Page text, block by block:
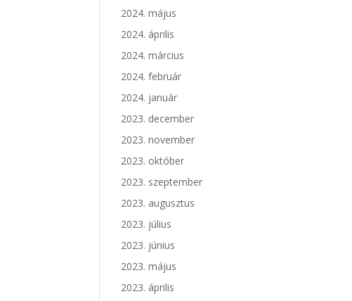
2024. május
2024. április
2024. március
2024. február
2024. január
2023. december
2023. november
2023. október
2023. szeptember
2023. augusztus
2023. július
2023. június
2023. május
2023. április